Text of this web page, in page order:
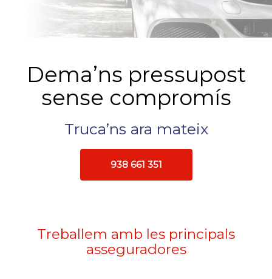
Dema’ns pressupost
sense compromís
Truca’ns ara mateix
938 661 351
Treballem amb les principals
asseguradores